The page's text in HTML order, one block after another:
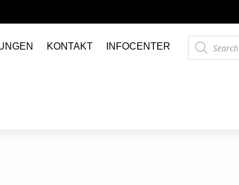
KONTAKT INFOCENTER
Products
search